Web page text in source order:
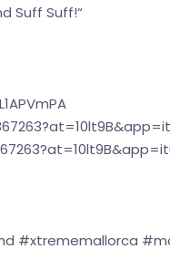
Suff Suff!“
#xtrememallorca